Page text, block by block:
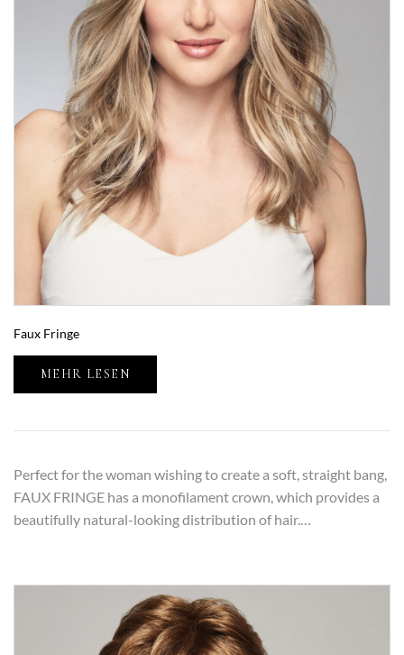
Faux Fringe
MEHR LESEN
Perfect for the woman wishing to create a soft, straight bang,
FAUX FRINGE has a monofilament crown, which provides a
beautifully natural-looking distribution of hair.…